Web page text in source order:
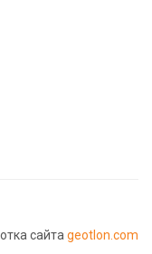
сайта geotlon.com